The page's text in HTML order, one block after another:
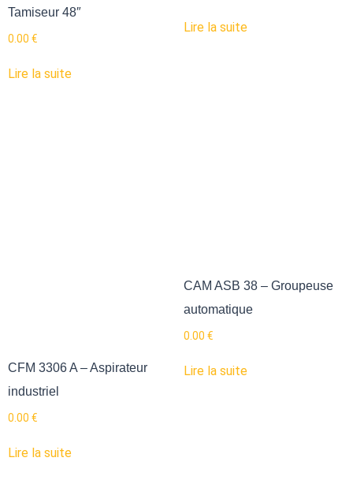
Tamiseur 48″
0.00 €
Lire la suite
Lire la suite
CFM 3306 A – Aspirateur
industriel
0.00 €
Lire la suite
CAM ASB 38 – Groupeuse
automatique
0.00 €
Lire la suite